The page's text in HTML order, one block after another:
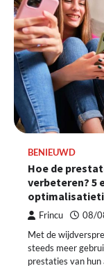
BENIEUWD
Hoe de
verbeteren? 5
Frincu 08/
Met de
steeds meer
prestaties van